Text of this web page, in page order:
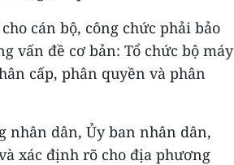
cán bộ, công chức phải bảo
vấn đề cơ bản: Tổ chức bộ máy
cấp, phân quyền và phân
nhân dân, Ủy ban nhân dân,
xác định rõ cho địa phương